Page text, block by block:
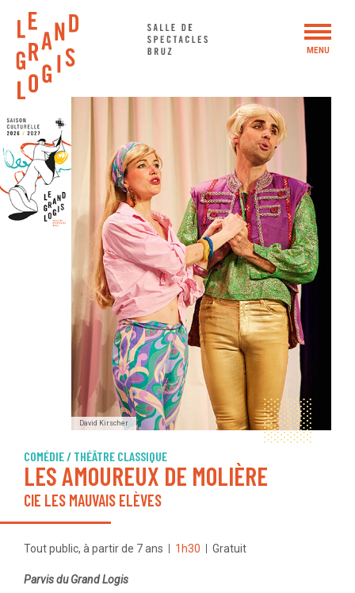
MENU
SAISON 2026 – 2027
WEEK-END BUISSONNIER #5
ACTIONS CULTURELLES
LE GRAND LOGIS
David Kirscher
COMÉDIE / THÉÂTRE CLASSIQUE
LES AMOUREUX DE MOLIÈRE
CIE LES MAUVAIS ELÈVES
Tout public, à partir de 7 ans 1h30 Gratuit
Parvis du Grand Logis